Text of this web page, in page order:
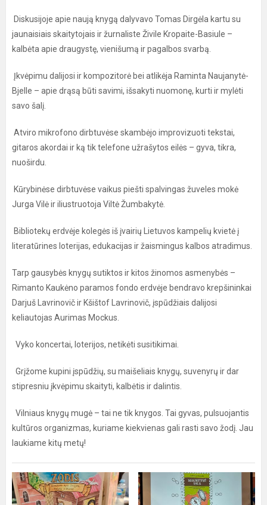
Diskusijoje apie naują knygą dalyvavo Tomas Dirgėla kartu su
jaunaisiais skaitytojais ir žurnaliste Živile Kropaite-Basiule –
kalbėta apie draugystę, vienišumą ir pagalbos svarbą.
Įkvėpimu dalijosi ir kompozitorė bei atlikėja Raminta Naujanytė-
Bjelle – apie drąsą būti savimi, išsakyti nuomonę, kurti ir mylėti
savo šalį.
Atviro mikrofono dirbtuvėse skambėjo improvizuoti tekstai,
gitaros akordai ir ką tik telefone užrašytos eilės – gyva, tikra,
nuoširdu.
Kūrybinėse dirbtuvėse vaikus piešti spalvingas žuveles mokė
Jurga Vilė ir iliustruotoja Viltė Žumbakytė.
Bibliotekų erdvėje kolegės iš įvairių Lietuvos kampelių kvietė į
literatūrines loterijas, edukacijas ir žaismingus kalbos atradimus.
Tarp gausybės knygų sutiktos ir kitos žinomos asmenybės –
Rimanto Kaukėno paramos fondo erdvėje bendravo krepšininkai
Darjuš Lavrinovič ir Kšištof Lavrinovič, įspūdžiais dalijosi
keliautojas Aurimas Mockus.
Vyko koncertai, loterijos, netikėti susitikimai.
Grįžome kupini įspūdžių, su maišeliais knygų, suvenyrų ir dar
stipresniu įkvėpimu skaityti, kalbėtis ir dalintis.
Vilniaus knygų mugė – tai ne tik knygos. Tai gyvas, pulsuojantis
kultūros organizmas, kuriame kiekvienas gali rasti savo žodį. Jau
laukiame kitų metų!